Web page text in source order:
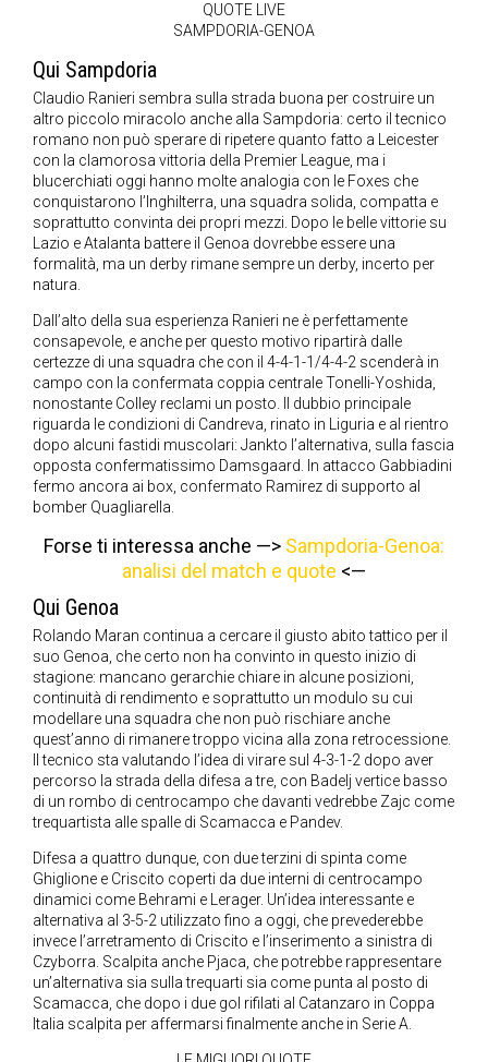
QUOTE LIVE
SAMPDORIA-GENOA
Qui Sampdoria
Claudio Ranieri sembra sulla strada buona per costruire un
altro piccolo miracolo anche alla Sampdoria: certo il tecnico
romano non può sperare di ripetere quanto fatto a Leicester
con la clamorosa vittoria della Premier League, ma i
blucerchiati oggi hanno molte analogia con le Foxes che
conquistarono l’Inghilterra, una squadra solida, compatta e
soprattutto convinta dei propri mezzi. Dopo le belle vittorie su
Lazio e Atalanta battere il Genoa dovrebbe essere una
formalità, ma un derby rimane sempre un derby, incerto per
natura.
Dall’alto della sua esperienza Ranieri ne è perfettamente
consapevole, e anche per questo motivo ripartirà dalle
certezze di una squadra che con il 4-4-1-1/4-4-2 scenderà in
campo con la confermata coppia centrale Tonelli-Yoshida,
nonostante Colley reclami un posto. Il dubbio principale
riguarda le condizioni di Candreva, rinato in Liguria e al rientro
dopo alcuni fastidi muscolari: Jankto l’alternativa, sulla fascia
opposta confermatissimo Damsgaard. In attacco Gabbiadini
fermo ancora ai box, confermato Ramirez di supporto al
bomber Quagliarella.
Forse ti interessa anche —> Sampdoria-Genoa:
analisi del match e quote <—
Qui Genoa
Rolando Maran continua a cercare il giusto abito tattico per il
suo Genoa, che certo non ha convinto in questo inizio di
stagione: mancano gerarchie chiare in alcune posizioni,
continuità di rendimento e soprattutto un modulo su cui
modellare una squadra che non può rischiare anche
quest’anno di rimanere troppo vicina alla zona retrocessione.
Il tecnico sta valutando l’idea di virare sul 4-3-1-2 dopo aver
percorso la strada della difesa a tre, con Badelj vertice basso
di un rombo di centrocampo che davanti vedrebbe Zajc come
trequartista alle spalle di Scamacca e Pandev.
Difesa a quattro dunque, con due terzini di spinta come
Ghiglione e Criscito coperti da due interni di centrocampo
dinamici come Behrami e Lerager. Un’idea interessante e
alternativa al 3-5-2 utilizzato fino a oggi, che prevederebbe
invece l’arretramento di Criscito e l’inserimento a sinistra di
Czyborra. Scalpita anche Pjaca, che potrebbe rappresentare
un’alternativa sia sulla trequarti sia come punta al posto di
Scamacca, che dopo i due gol rifilati al Catanzaro in Coppa
Italia scalpita per affermarsi finalmente anche in Serie A.